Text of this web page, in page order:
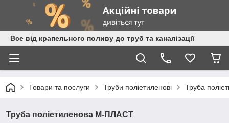
Все від крапельного поливу до труб та каналізації
Товари та послуги Труби поліетиленові Труба
Труба поліетиленова М-ПЛАСТ